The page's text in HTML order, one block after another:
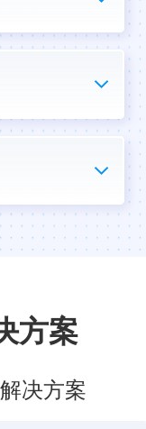
接，全面打造
政企AI落地难
投放。问一
方案
决方案